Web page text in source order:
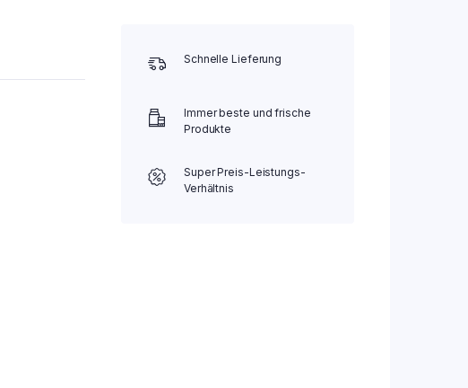
Schnelle Lieferung
Immer beste und frische
Produkte
Super Preis-Leistungs-
Verhältnis